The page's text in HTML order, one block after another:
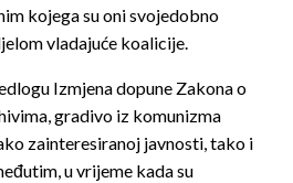
kojega su oni svojedobno
vladajuće koalicije.
Izmjena dopune Zakona o
gradivo iz komunizma
zainteresiranoj javnosti, tako i
u vrijeme kada su